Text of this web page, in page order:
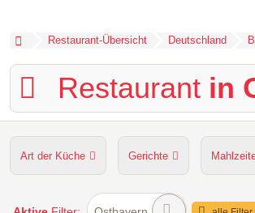
Restaurant-Übersicht Deutschland
Restaurant in
Art der Küche Gerichte
Hunde erlaubt Kapazität